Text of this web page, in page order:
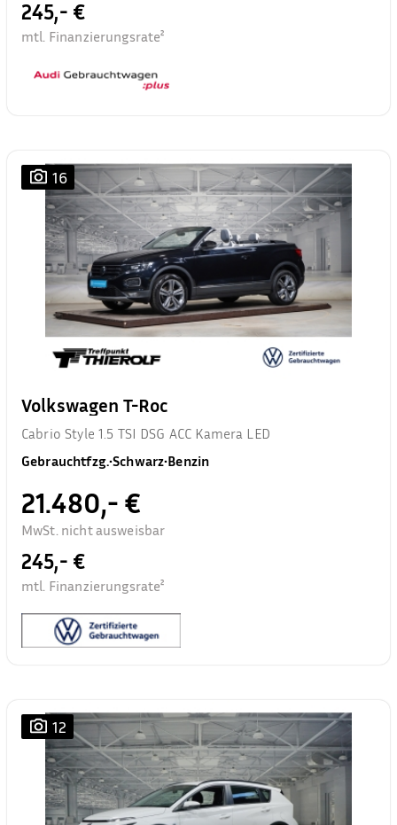
245,- €
mtl. Finanzierungsrate²
16
Volkswagen T-Roc
Cabrio Style 1.5 TSI DSG ACC Kamera LED
Gebrauchtfzg.•Schwarz•Benzin
21.480,- €
MwSt. nicht ausweisbar
245,- €
mtl. Finanzierungsrate²
12